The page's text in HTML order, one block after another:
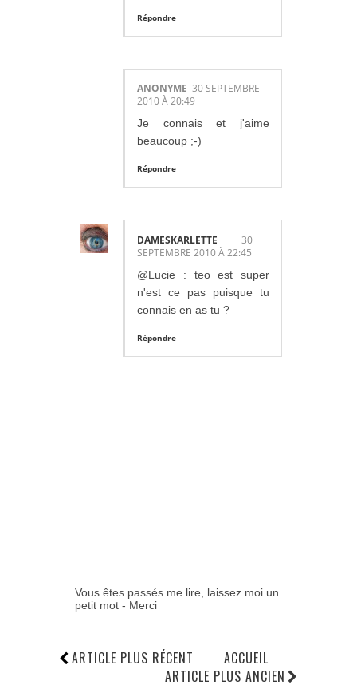
Répondre
ANONYME 30 SEPTEMBRE
2010 À 20:49
Je connais et j'aime
beaucoup ;-)
Répondre
DAMESKARLETTE
30
SEPTEMBRE 2010 À 22:45
@Lucie : teo est super
n'est ce pas puisque tu
connais en as tu ?
Répondre
Vous êtes passés me lire, laissez moi un
petit mot - Merci
ARTICLE PLUS RÉCENT
ARTICLE PLUS ANCIEN
ACCUEIL